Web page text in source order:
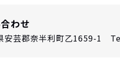
わせ
芸郡奈半利町乙1659-1